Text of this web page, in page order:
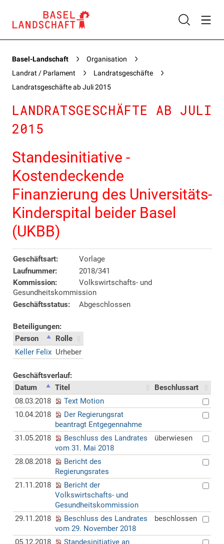
Basel-Landschaft
Organisation
Landrat / Parlament
Landratsgeschäfte
Landratsgeschäfte ab Juli 2015
LANDRATSGESCHÄFTE AB JULI
2015